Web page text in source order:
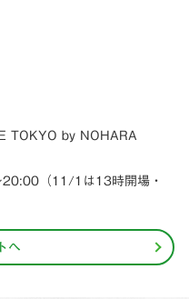
TOKYO by NOHARA
（11/1は13時開場・
へ